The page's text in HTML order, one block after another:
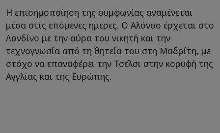
Η επισημοποίηση της συμφωνίας αναμένεται
μέσα στις επόμενες ημέρες. Ο Αλόνσο έρχεται στο
Λονδίνο με την αύρα του νικητή και την
τεχνογνωσία από τη θητεία του στη Μαδρίτη, με
στόχο να επαναφέρει την Τσέλσι στην κορυφή της
Αγγλίας και της Ευρώπης.